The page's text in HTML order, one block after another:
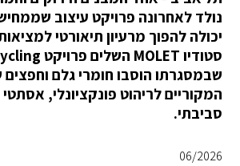
נולד לאחרונה פרויקט עיצוב
יכולה להפוך מרעיון תיאורטי
שבמסגרתו הוסבו חומרי גלם וחפצים
המקוריים לריהוט פונקציונלי,
סביבתי.
06/2026